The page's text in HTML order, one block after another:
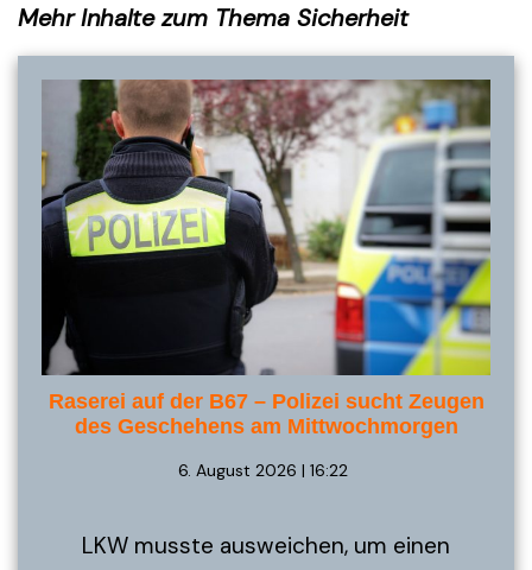
Mehr Inhalte zum Thema Sicherheit
Raserei auf der B67 – Polizei sucht Zeugen
des Geschehens am Mittwochmorgen
6. August 2026 | 16:22
LKW musste ausweichen, um einen